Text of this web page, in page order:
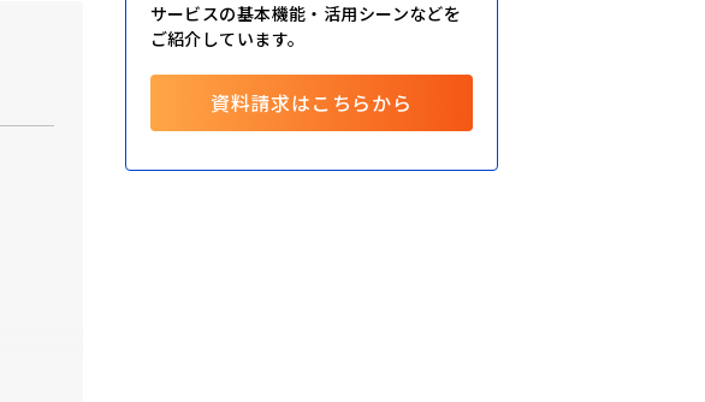
サービスの基本機能・活用シーンなどを
ご紹介しています。
資料請求はこちらから